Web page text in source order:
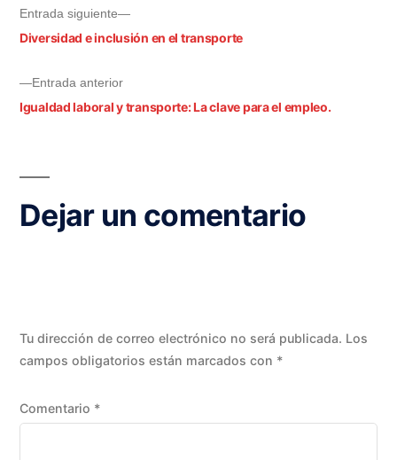
Entrada anterior
Igualdad laboral y transporte: La clave para el empleo.
Entrada siguiente
Diversidad e inclusión en el transporte
Dejar un comentario
Tu dirección de correo electrónico no será publicada. Los
campos obligatorios están marcados con *
Comentario *